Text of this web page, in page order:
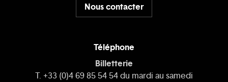
Nous contacter
Téléphone
Billetterie
T. +33 (0)4 69 85 54 54 du mardi au samedi